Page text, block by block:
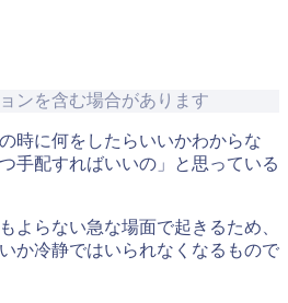
ンを含む場合があります
時に何をしたらいいかわからな
手配すればいいの」と思っている
よらない急な場面で起きるため、
か冷静ではいられなくなるもので